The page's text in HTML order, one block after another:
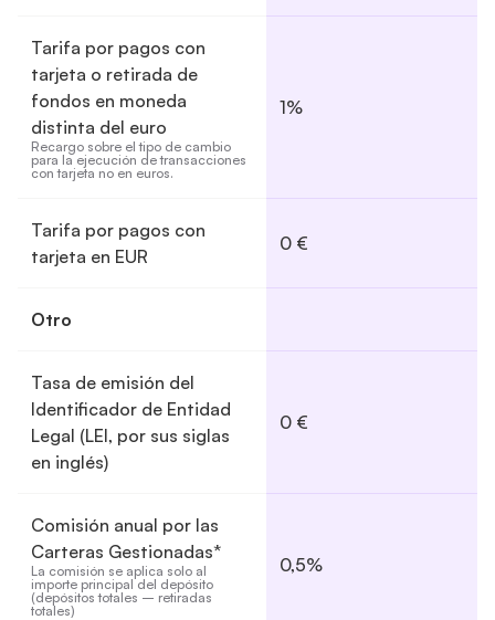
Tarifa por pagos con
tarjeta o retirada de
fondos en moneda
distinta del euro
Recargo sobre el tipo de cambio
para la ejecución de transacciones
con tarjeta no en euros.
1%
Tarifa por pagos con
tarjeta en EUR
0 €
Otro
Tasa de emisión del
Identificador de Entidad
Legal (LEI, por sus siglas
en inglés)
0 €
Comisión anual por las
Carteras Gestionadas*
La comisión se aplica solo al
importe principal del depósito
(depósitos totales – retiradas
totales)
0,5%